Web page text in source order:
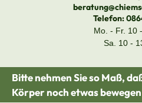
Telefon:
Mo. - Fr. 10
Sa. 10 -
Bitte nehmen Sie so Maß,
Körper noch etwas